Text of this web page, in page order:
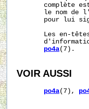
complète
le nom de
pour lui
Les en-
po4a(7).
VOIR AUSSI
po4a(7),